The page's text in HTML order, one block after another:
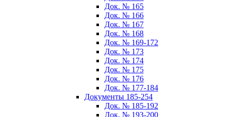
Док. № 165
Док. № 166
Док. № 167
Док. № 168
Док. № 169-172
Док. № 173
Док. № 174
Док. № 175
Док. № 176
Док. № 177-184
Документы 185-254
Док. № 185-192
Док. № 193-200